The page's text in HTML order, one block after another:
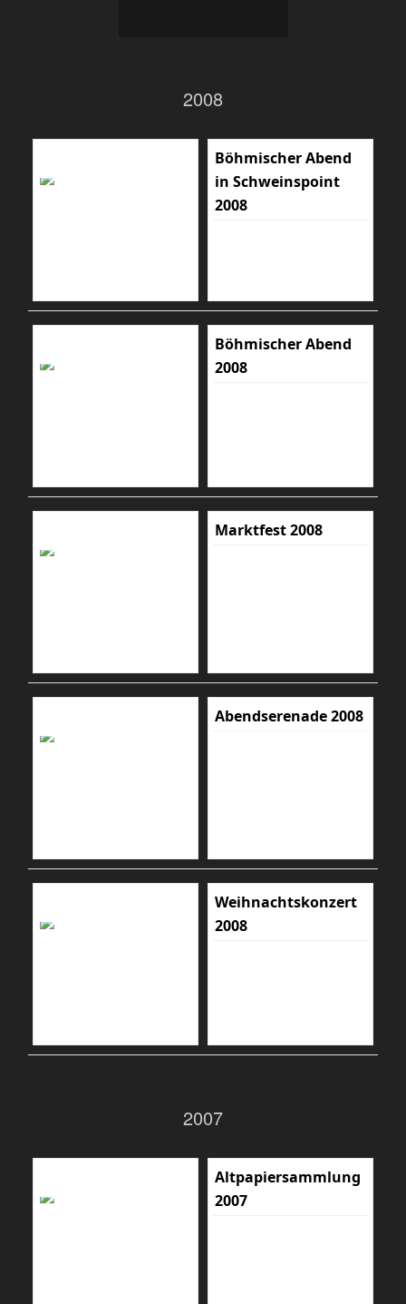
2008
Böhmischer Abend
in Schweinspoint
2008
Böhmischer Abend
2008
Marktfest 2008
Abendserenade 2008
Weihnachtskonzert
2008
2007
Altpapiersammlung
2007